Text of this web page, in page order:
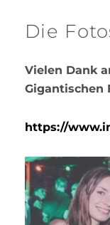
Die
Vielen Dank
Gigantischen
https://